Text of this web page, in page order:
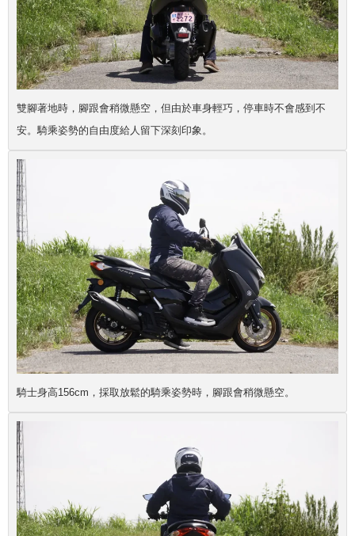
雙腳著地時，腳跟會稍微懸空，但由於車身輕巧，停車時不會感到不
安。騎乘姿勢的自由度給人留下深刻印象。
騎士身高156cm，採取放鬆的騎乘姿勢時，腳跟會稍微懸空。